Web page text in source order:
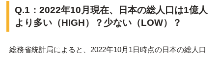
Q.1：2022年10月現在、日本の総人口は1億人
より多い（HIGH）？少ない（LOW）？
総務省統計局によると、2022年10月1日時点の日本の総人口